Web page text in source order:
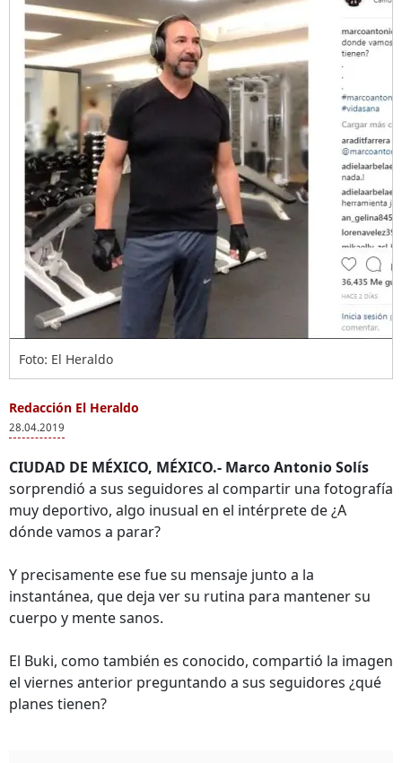
Foto: El Heraldo
Redacción El Heraldo
28.04.2019
CIUDAD DE MÉXICO, MÉXICO.- Marco Antonio Solís
sorprendió a sus seguidores al compartir una fotografía
muy deportivo, algo inusual en el intérprete de ¿A
dónde vamos a parar?
Y precisamente ese fue su mensaje junto a la
instantánea, que deja ver su rutina para mantener su
cuerpo y mente sanos.
El Buki, como también es conocido, compartió la imagen
el viernes anterior preguntando a sus seguidores ¿qué
planes tienen?